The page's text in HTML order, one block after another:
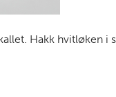
Hakk hvitløken